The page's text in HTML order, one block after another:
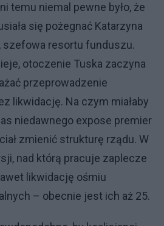
temu niemal pewne było, że
się pożegnać Katarzyna
szefowa resortu funduszu.
otoczenie Tuska zaczyna
przeprowadzenie
likwidację. Na czym miałaby
niedawnego expose premier
zmienić strukturę rządu. W
nad którą pracuje zaplecze
likwidację ośmiu
– obecnie jest ich aż 25.